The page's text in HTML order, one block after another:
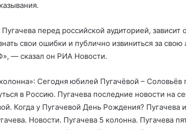
перед российской аудиторией, зависит
свои ошибки и публично извиниться за
— сказал он РИА Новости.